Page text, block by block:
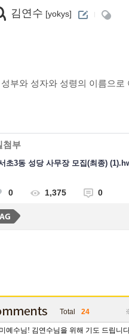
김연수 [yokys]
성부와 성자와 성령의 이름으로
첨부
초3동 성당 사무장 모집(최종)
0 1,375 0
Total 24